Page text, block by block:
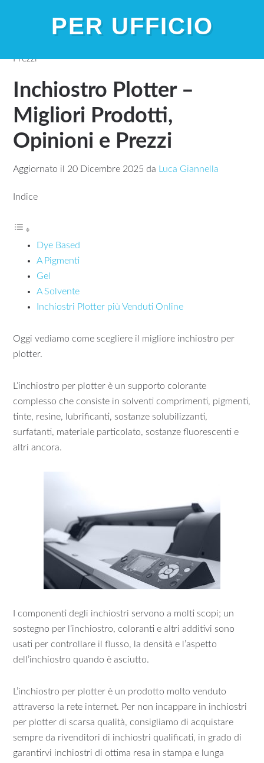
PER UFFICIO
Prezzi
Inchiostro Plotter –
Migliori Prodotti,
Opinioni e Prezzi
Aggiornato il 20 Dicembre 2025 da Luca Giannella
Indice
Dye Based
A Pigmenti
Gel
A Solvente
Inchiostri Plotter più Venduti Online
Oggi vediamo come scegliere il migliore inchiostro per
plotter.
L’inchiostro per plotter è un supporto colorante
complesso che consiste in solventi comprimenti, pigmenti,
tinte, resine, lubrificanti, sostanze solubilizzanti,
surfatanti, materiale particolato, sostanze fluorescenti e
altri ancora.
I componenti degli inchiostri servono a molti scopi; un
sostegno per l’inchiostro, coloranti e altri additivi sono
usati per controllare il flusso, la densità e l’aspetto
dell’inchiostro quando è asciutto.
L’inchiostro per plotter è un prodotto molto venduto
attraverso la rete internet. Per non incappare in inchiostri
per plotter di scarsa qualità, consigliamo di acquistare
sempre da rivenditori di inchiostri qualificati, in grado di
garantirvi inchiostri di ottima resa in stampa e lunga